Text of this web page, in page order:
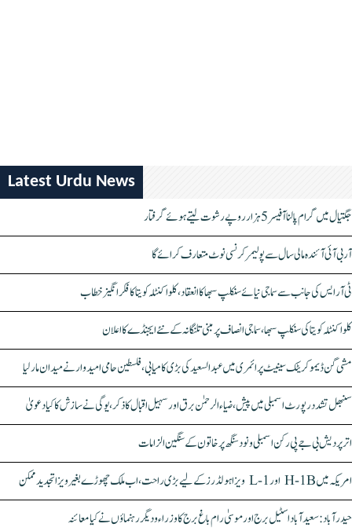
Latest Urdu News
جگتیال میں گرام پالنا آفیسر 5 ہزار روپے رشوت لیتے ہوئے گرفتار
آر بی آئی آئندہ مالی سال سے پولیمر کرنسی نوٹ متعارف کرائے گا
ٹی آر ایس کی جانب سے سماجی نیائے سنکلپ سبھا کا انعقاد، کلواکنٹلہ کویتا کا فکر انگیز خطاب
کلواکنٹلہ کویتا کی سنکلپ سبھا، سماجی انصاف پر مبنی تلنگانہ کے نئے ایجنڈے کا اعلان
مشی گن ڈیموکریٹک سینیٹ پرائمری میں عبدالسعید کی بڑی کامیابی، فلسطین حامی امیدوار نے میدان مار لیا
سنبھل تشدد رپورٹ اسمبلی میں پیش، ضیاء الرحمٰن برق اور سہیل اقبال کا ذکر، یوگی نے سازش کا کیا دعویٰ
اتر پردیش بی جے پی رکن اسمبلی ونود سنگھ پر خاتون کے سنگین الزامات
امریکہ میں H-1B اور L-1 ویزا ہولڈرز کے لیے بڑی راحت، اب ملک چھوڑے بغیر ویزا تجدید ممکن
حیدرآباد: سعیدآباد اسٹیل برج اور موسیٰ رام باغ برج کا وزراء و دیگر رہنماؤں نے کیا معائنہ